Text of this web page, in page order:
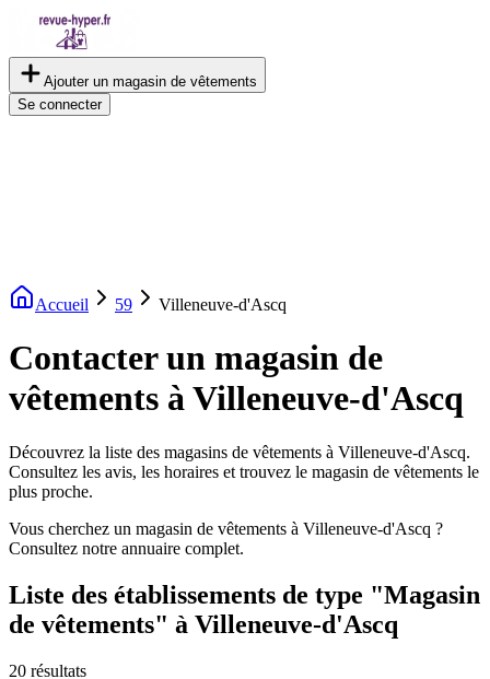
Ajouter un magasin de vêtements
Se connecter
Accueil 59 Villeneuve-d'Ascq
Contacter un magasin de
vêtements à Villeneuve-d'Ascq
Découvrez la liste des magasins de vêtements à Villeneuve-d'Ascq.
Consultez les avis, les horaires et trouvez le magasin de vêtements le
plus proche.
Vous cherchez un magasin de vêtements à Villeneuve-d'Ascq ?
Consultez notre annuaire complet.
Liste des établissements de type "Magasin
de vêtements" à Villeneuve-d'Ascq
20 résultats